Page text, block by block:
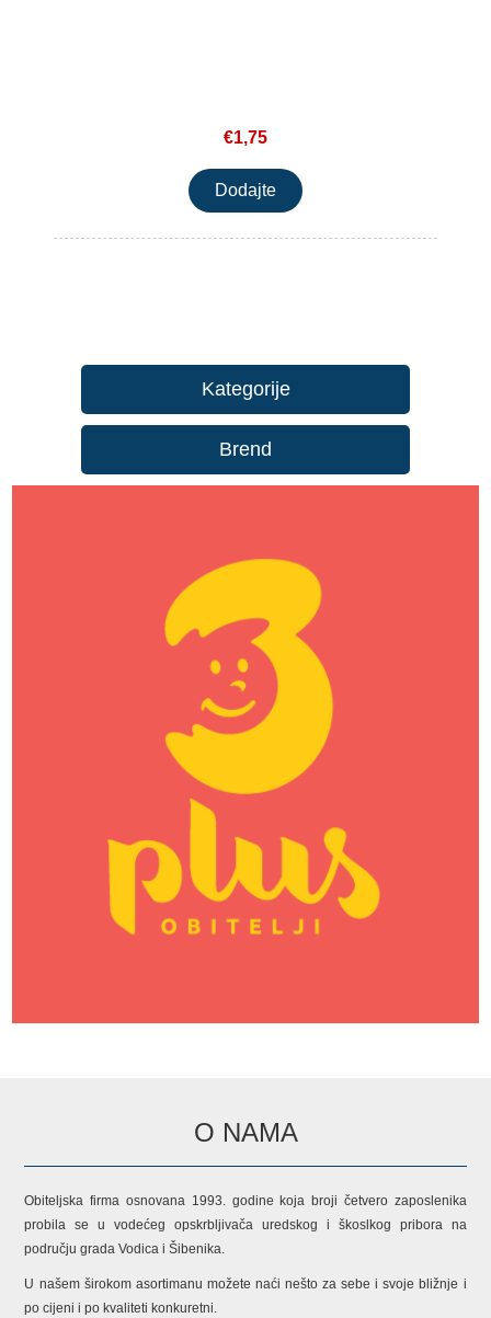
€1,75
Kategorije
Brend
O NAMA
Obiteljska firma osnovana 1993. godine koja broji četvero zaposlenika
probila se u vodećeg opskrbljivača uredskog i škoslkog pribora na
području grada Vodica i Šibenika.
U našem širokom asortimanu možete naći nešto za sebe i svoje bližnje i
po cijeni i po kvaliteti konkuretni.